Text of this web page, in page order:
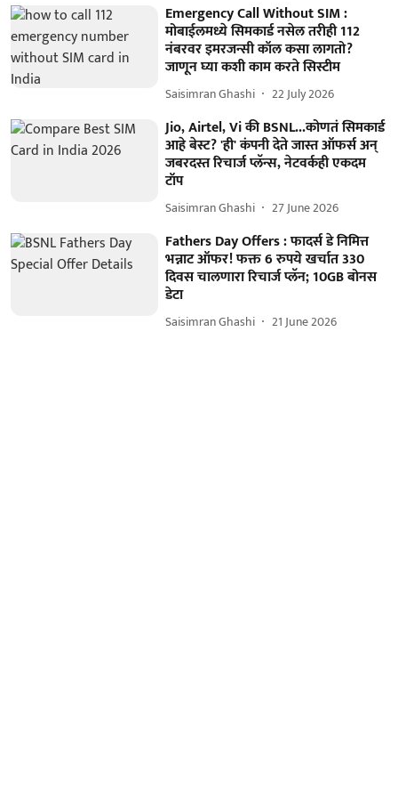
Emergency Call Without SIM :
मोबाईलमध्ये सिमकार्ड नसेल तरीही 112
नंबरवर इमरजन्सी कॉल कसा लागतो?
जाणून घ्या कशी काम करते सिस्टीम
Saisimran Ghashi 22 July 2026
Jio, Airtel, Vi की BSNL...कोणतं सिमकार्ड
आहे बेस्ट? 'ही' कंपनी देते जास्त ऑफर्स अन्
जबरदस्त रिचार्ज प्लॅन्स, नेटवर्कही एकदम
टॉप
Saisimran Ghashi 27 June 2026
Fathers Day Offers : फादर्स डे निमित्त
भन्नाट ऑफर! फक्त 6 रुपये खर्चात 330
दिवस चालणारा रिचार्ज प्लॅन; 10GB बोनस
डेटा
Saisimran Ghashi 21 June 2026